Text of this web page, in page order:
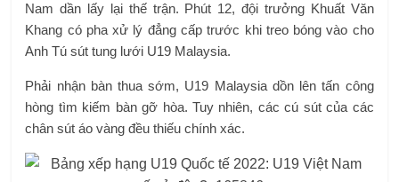
Nam dần lấy lại thế trận. Phút 12, đội trưởng Khuất Văn
Khang có pha xử lý đẳng cấp trước khi treo bóng vào cho
Anh Tú sút tung lưới U19 Malaysia.
Phải nhận bàn thua sớm, U19 Malaysia dồn lên tấn công
hòng tìm kiếm bàn gỡ hòa. Tuy nhiên, các cú sút của các
chân sút áo vàng đều thiếu chính xác.